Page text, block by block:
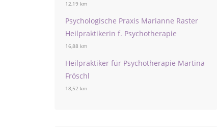
12,19 km
Psychologische Praxis Marianne Raster
Heilpraktikerin f. Psychotherapie
16,88 km
Heilpraktiker für Psychotherapie Martina
Fröschl
18,52 km